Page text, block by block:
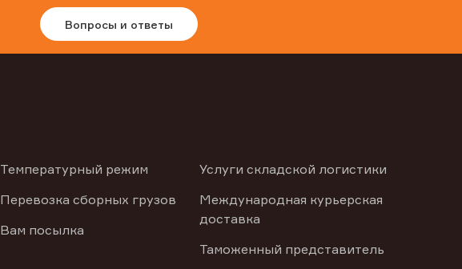
Вопросы и ответы
Температурный режим
Перевозка сборных грузов
Вам посылка
Услуги складской логистики
Международная курьерская
доставка
Таможенный представитель